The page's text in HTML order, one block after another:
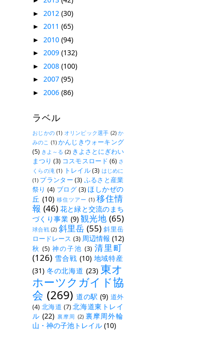
► 2012 (30)
► 2011 (65)
► 2010 (94)
► 2009 (132)
► 2008 (100)
► 2007 (95)
► 2006 (86)
ラベル
おじかの (1) オリンピック選手 (2) か
みのこ (1) かんじきウォーキング
(5) きよ～る (2) きよさとにぎわい
まつり (3) コスモスロード (6) さ
くらの滝 (1) トレイル(3) はじめに
(1) プランター (3) ふるさと産業
祭り (4) ブログ (3) ほしかぜの
丘 (10) 移住ツアー (1) 移住情
報 (46) 花と緑と交流のまち
づくり事業 (9) 観光地 (65)
球合戦 (2) 斜里岳 (55) 斜里岳
ロードレース (3) 周辺情報 (12)
秋 (5) 神の子池 (3) 清里町
(126) 雪合戦 (10) 地域特産
(31) 冬の北海道 (23) 東オ
ホーツクガイド協
会 (269) 道の駅 (9) 道外
(4) 北海道 (7) 北海道東トレイ
ル (22) 裏摩周 (2) 裏摩周外輪
山・神の子池トレイル (10)